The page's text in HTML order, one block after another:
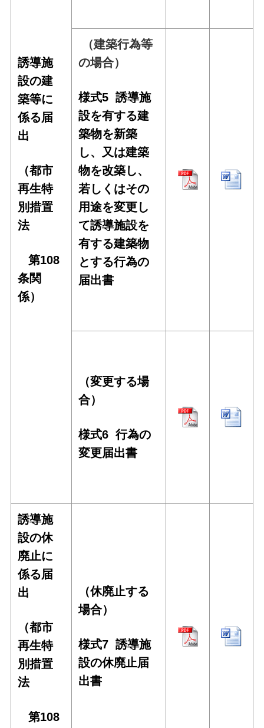
誘導施
設の建
築等に
係る届
出
（都市
再生特
別措置
法
第108
条関
係）
（建築行為等
の場合）
様式5誘導施
設を有する建
築物を新築
し、又は建築
物を改築し、
若しくはその
用途を変更し
て誘導施設を
有する建築物
とする行為の
届出書
（変更する場
合）
様式6 行為の
変更届出書
誘導施
設の休
廃止に
係る届
出
（都市
再生特
別措置
法
第108
（休廃止する
場合）
様式7 誘導施
設の休廃止届
出書